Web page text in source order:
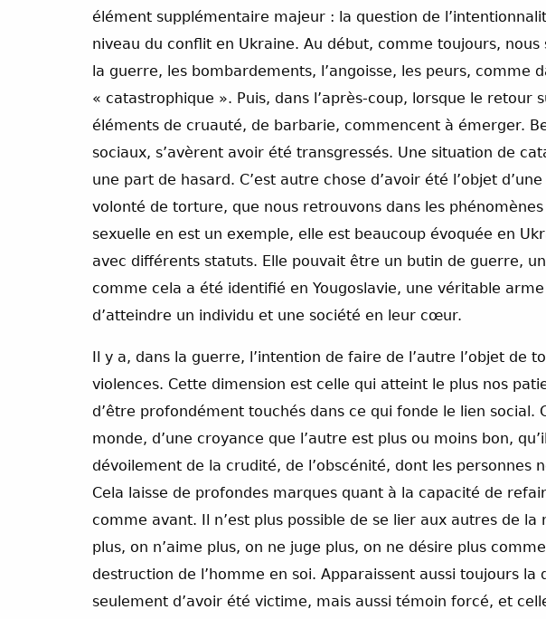
élément supplémentaire majeur : la question de
niveau du conflit en Ukraine. Au début, comme toujours, nous
la guerre, les bombardements, l’angoisse, les peurs, comme
« catastrophique ». Puis, dans l’après-coup, lorsque le retour
éléments de cruauté, de barbarie, commencent à émerger.
sociaux, s’avèrent avoir été transgressés. Une situation de
une part de hasard. C’est autre chose d’avoir été l’objet
volonté de torture, que nous retrouvons dans les
sexuelle en est un exemple, elle est beaucoup évoquée en
avec différents statuts. Elle pouvait être un butin de guerre,
comme cela a été identifié en Yougoslavie, une véritable
d’atteindre un individu et une société en leur cœur.
Il y a, dans la guerre, l’intention de faire de l’autre l’objet de
violences. Cette dimension est celle qui atteint le plus nos
d’être profondément touchés dans ce qui fonde le lien social.
monde, d’une croyance que l’autre est plus ou moins bon,
dévoilement de la crudité, de l’obscénité, dont les personnes
Cela laisse de profondes marques quant à la capacité de
comme avant. Il n’est plus possible de se lier aux autres de
plus, on n’aime plus, on ne juge plus, on ne désire plus
destruction de l’homme en soi. Apparaissent aussi toujours la
seulement d’avoir été victime, mais aussi témoin forcé, et